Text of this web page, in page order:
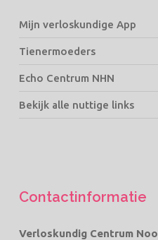
Mijn verloskundige App
Tienermoeders
Echo Centrum NHN
Bekijk alle nuttige links
Contactinformatie
Verloskundig Centrum